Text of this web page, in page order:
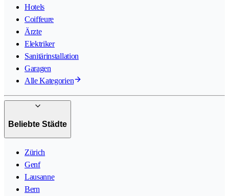
Hotels
Coiffeure
Ärzte
Elektriker
Sanitärinstallation
Garagen
Alle Kategorien
Beliebte Städte
Zürich
Genf
Lausanne
Bern